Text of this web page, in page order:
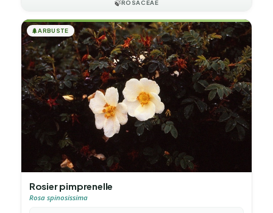
🍃ROSACEAE
🌲ARBUSTE
Rosier pimprenelle
Rosa spinosissima